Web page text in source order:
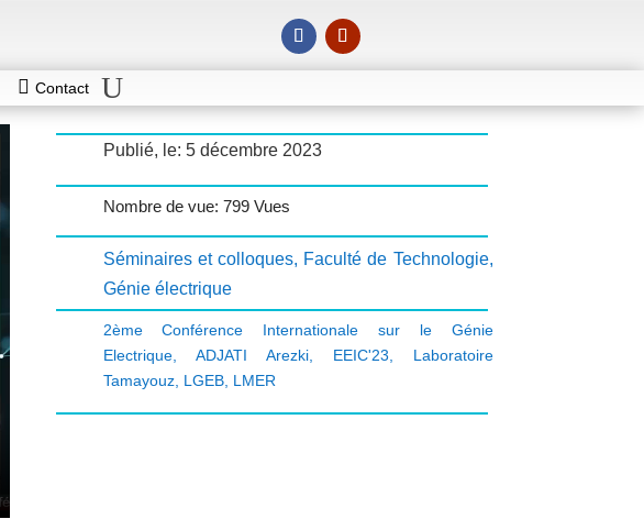
Contact
Publié, le: 5 décembre 2023
Nombre de vue: 799 Vues
Séminaires et colloques, Faculté de Technologie,
Génie électrique
2ème Conférence Internationale sur le Génie
Electrique, ADJATI Arezki, EEIC'23, Laboratoire
Tamayouz, LGEB, LMER